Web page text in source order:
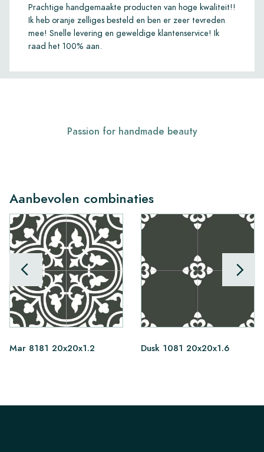
Prachtige handgemaakte producten van hoge kwaliteit!!
Ik heb oranje zelliges besteld en ben er zeer tevreden
mee! Snelle levering en geweldige klantenservice! Ik
raad het 100% aan.
Passion for handmade beauty
Aanbevolen combinaties
Mar 8181 20x20x1.2 Dusk 1081 20x20x1.6